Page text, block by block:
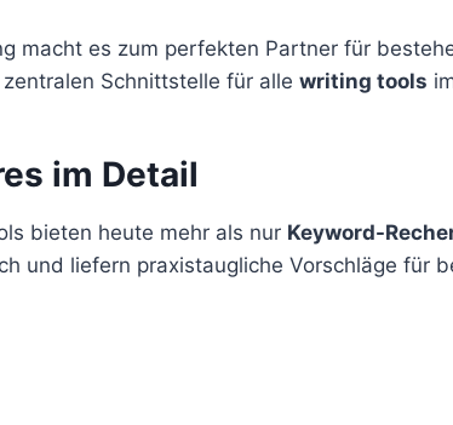
macht es zum perfekten Partner für
Schnittstelle für alle writing tools
im Detail
bieten heute mehr als nur Keyword-
und liefern praxistaugliche Vorschläge für